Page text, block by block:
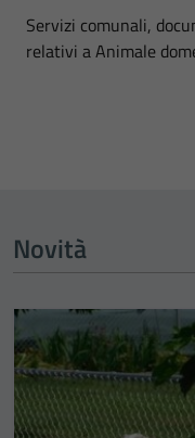
Dettagli
Servizi comunali,
relativi a Animale
Novità